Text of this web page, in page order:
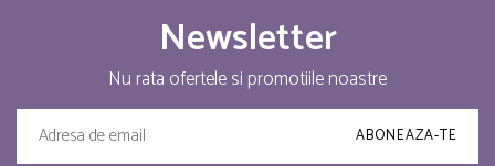
Newsletter
Nu rata ofertele si promotiile noastre